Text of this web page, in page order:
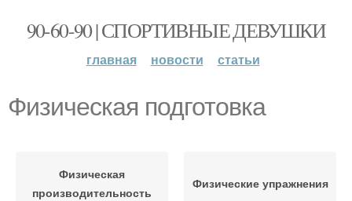
90-60-90 | СПОРТИВНЫЕ ДЕВУШКИ
главная новости статьи
Физическая подготовка
Физическая
производительность
Физические упражнения